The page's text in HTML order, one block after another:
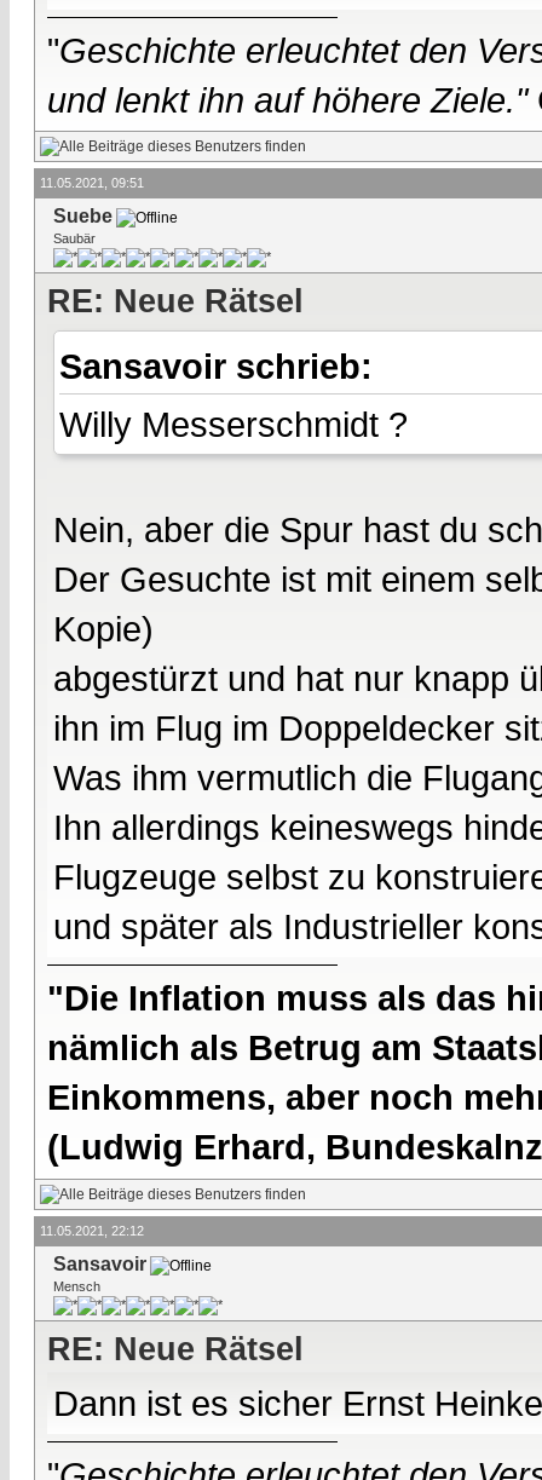
"Geschichte erleuchtet den
und lenkt ihn auf höhere Ziele."
11.05.2021, 09:51
Suebe
Saubär
RE: Neue Rätsel
Sansavoir schrieb:
Willy Messerschmidt ?
Nein, aber die Spur hast du
Der Gesuchte ist mit einem
Kopie)
abgestürzt und hat nur knapp
ihn im Flug im Doppeldecker
Was ihm vermutlich die
Ihn allerdings keineswegs
Flugzeuge selbst zu
und später als Industrieller
"Die Inflation muss als das
nämlich als Betrug am
Einkommens, aber noch
(Ludwig Erhard,
11.05.2021, 22:12
Sansavoir
Mensch
RE: Neue Rätsel
Dann ist es sicher Ernst